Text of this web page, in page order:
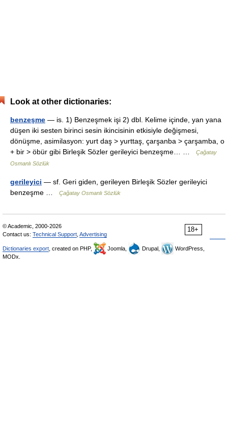
Look at other dictionaries:
benzeşme — is. 1) Benzeşmek işi 2) dbl. Kelime içinde, yan yana
düşen iki sesten birinci sesin ikincisinin etkisiyle değişmesi,
dönüşme, asimilasyon: yurt daş > yurttaş, çarşanba > çarşamba, o
+ bir > öbür gibi Birleşik Sözler gerileyici benzeşme… …
Çağatay
Osmanlı Sözlük
gerileyici — sf. Geri giden, gerileyen Birleşik Sözler gerileyici
benzeşme …
Çağatay Osmanlı Sözlük
18+
© Academic, 2000-2026
Contact us: Technical Support Advertising
Dictionaries export , created on PHP, Joomla, Drupal,
WordPress,
MODx.